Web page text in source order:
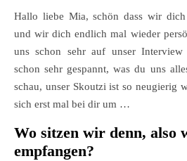
Hallo liebe Mia, schön dass wir dich
und wir dich endlich mal wieder
uns schon sehr auf unser
schon sehr gespannt, was du uns
schau, unser Skoutzi ist so neugierig
sich erst mal bei dir um …
Wo sitzen wir denn, also
empfangen?